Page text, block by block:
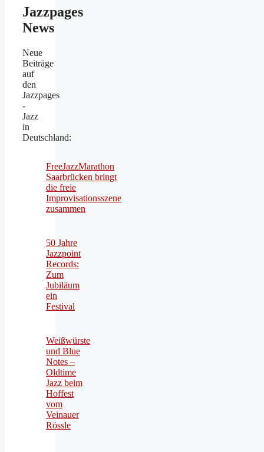
Jazzpages
News
Neue
Beiträge
auf
den
Jazzpages
-
Jazz
in
Deutschland:
FreeJazzMarathon
Saarbrücken bringt
die freie
Improvisationsszene
zusammen
50 Jahre
Jazzpoint
Records:
Zum
Jubiläum
ein
Festival
Weißwürste
und Blue
Notes –
Oldtime
Jazz beim
Hoffest
vom
Veinauer
Rössle